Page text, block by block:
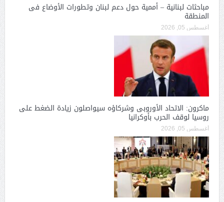
مباحثات لبنانية – أممية حول دعم لبنان وتطورات الأوضاع فى
المنطقة
أغسطس 05, 2026
ماكرون: الاتحاد الأوروبى وشركاؤه سيواصلون زيادة الضغط على
روسيا لوقف الحرب بأوكرانيا
أغسطس 05, 2026